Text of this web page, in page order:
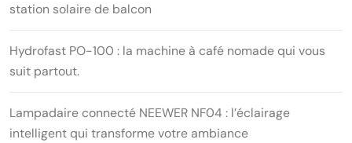
station solaire de balcon
Hydrofast PO-100 : la machine à café nomade qui vous
suit partout.
Lampadaire connecté NEEWER NF04 : l’éclairage
intelligent qui transforme votre ambiance